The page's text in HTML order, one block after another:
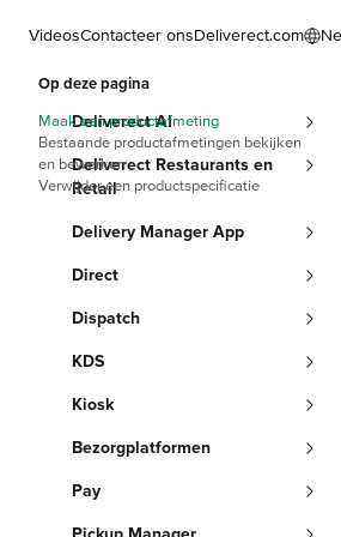
VideosContacteer onsDeliverect.com
Deliverect AI
Deliverect Restaurants en
Retail
Delivery Manager App
Direct
Dispatch
KDS
Kiosk
Bezorgplatformen
Pay
Op deze pagina
Maak een productafmeting
Bestaande productafmetingen bekijken
en bewerken
Verwijder een productspecificatie